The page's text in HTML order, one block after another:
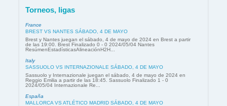
Torneos, ligas
France
BREST VS NANTES SÁBADO, 4 DE MAYO
Brest y Nantes juegan el sábado, 4 de mayo de 2024 en Brest a partir
de las 19:00. Brest Finalizado 0 - 0 2024/05/04 Nantes
ResúmenEstadísticasAlineaciónH2H...
Italy
SASSUOLO VS INTERNAZIONALE SÁBADO, 4 DE MAYO
Sassuolo y Internazionale juegan el sábado, 4 de mayo de 2024 en
Reggio Emilia a partir de las 18:45. Sassuolo Finalizado 1 - 0
2024/05/04 Internazionale Re...
España
MALLORCA VS ATLÉTICO MADRID SÁBADO, 4 DE MAYO